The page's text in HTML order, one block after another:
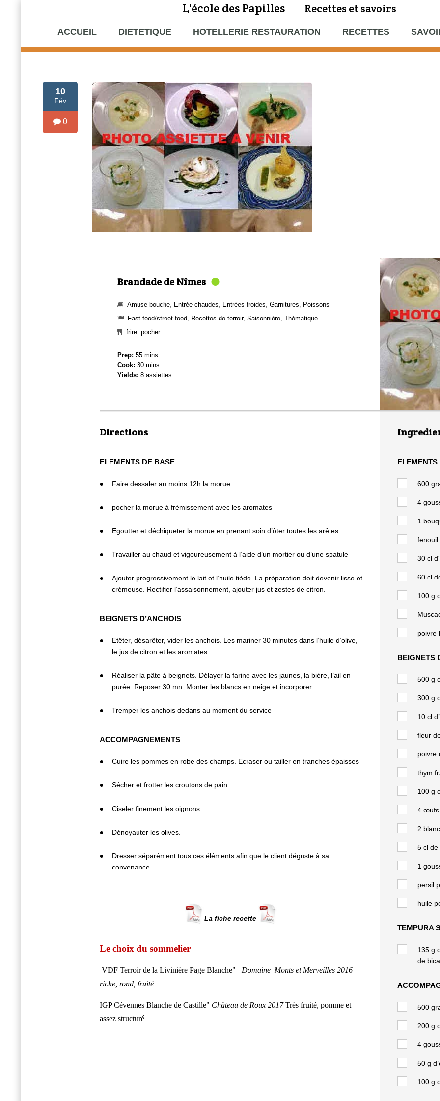
L'école des Papilles Recettes et savoirs
ACCUEIL DIETETIQUE HOTELLERIE RESTAURATION RECETTES
10
Fév
0
Brandade de Nîmes
Amuse bouche, Entrée chaudes, Entrées froides, Garnitures, Poissons
Fast food/street food, Recettes de terroir, Saisonnière, Thématique
frire, pocher
Prep: 55 mins
Cook: 30 mins
Yields: 8 assiettes
Directions
ELEMENTS DE BASE
Faire dessaler au moins 12h la morue
pocher la morue à frémissement avec les aromates
Egoutter et déchiqueter la morue en prenant soin d’ôter toutes les arêtes
Travailler au chaud et vigoureusement à l’aide d’un mortier ou d’une spatule
Ajouter progressivement le lait et l’huile tiède. La préparation doit devenir lisse et
crémeuse. Rectifier l’assaisonnement, ajouter jus et zestes de citron.
BEIGNETS D’ANCHOIS
Etêter, désarêter, vider les anchois. Les mariner 30 minutes dans l’huile d’olive,
le jus de citron et les aromates
Réaliser la pâte à beignets. Délayer la farine avec les jaunes, la bière, l’ail en
purée. Reposer 30 mn. Monter les blancs en neige et incorporer.
Tremper les anchois dedans au moment du service
ACCOMPAGNEMENTS
Cuire les pommes en robe des champs. Ecraser ou tailler en tranches épaisses
Sécher et frotter les croutons de pain.
Ciseler finement les oignons.
Dénoyauter les olives.
Dresser séparément tous ces éléments afin que le client déguste à sa
convenance.
La fiche recette
Le choix du sommelier
VDF Terroir de la Livinière Page Blanche" Domaine Monts et Merveilles 2016
riche, rond, fruité
IGP Cévennes Blanche de Castille" Château de Roux 2017 Très fruité, pomme et
assez structuré
ELEMENTS
600
4
1
fenouil
30 cl
60 cl
100 g
poivre
BEIGNETS
500 g
300 g
10 cl
fleur
poivre
thym
100 g
4 œufs
2
5 cl de
1
persil
huile
TEMPURA
135 g
de
500
200 g
4
50 g
100 g